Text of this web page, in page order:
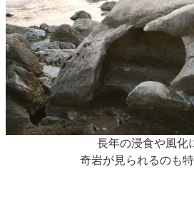
長年の浸食や風化
奇岩が見られるのも